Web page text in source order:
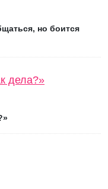
но боится